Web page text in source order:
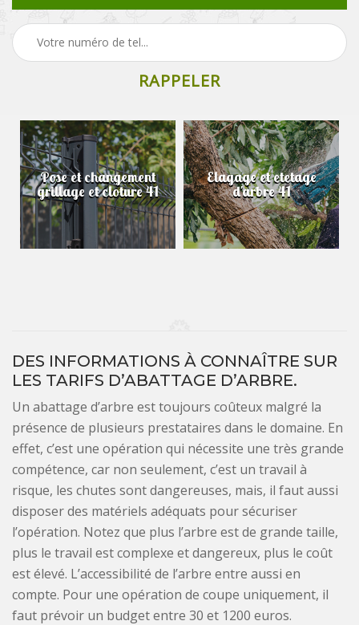
Pose et changement
grillage et cloture 41
Elagage et etetage
d'arbre 41
DES INFORMATIONS À CONNAÎTRE SUR
LES TARIFS D’ABATTAGE D’ARBRE.
Un abattage d’arbre est toujours coûteux malgré la
présence de plusieurs prestataires dans le domaine. En
effet, c’est une opération qui nécessite une très grande
compétence, car non seulement, c’est un travail à
risque, les chutes sont dangereuses, mais, il faut aussi
disposer des matériels adéquats pour sécuriser
l’opération. Notez que plus l’arbre est de grande taille,
plus le travail est complexe et dangereux, plus le coût
est élevé. L’accessibilité de l’arbre entre aussi en
compte. Pour une opération de coupe uniquement, il
faut prévoir un budget entre 30 et 1200 euros.